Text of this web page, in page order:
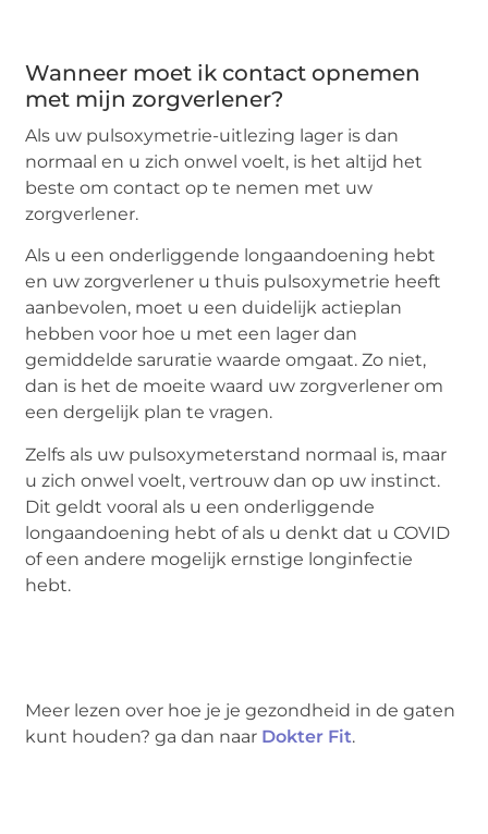
Wanneer moet ik contact opnemen
met mijn zorgverlener?
Als uw pulsoxymetrie-uitlezing lager is dan
normaal en u zich onwel voelt, is het altijd het
beste om contact op te nemen met uw
zorgverlener.
Als u een onderliggende longaandoening hebt
en uw zorgverlener u thuis pulsoxymetrie heeft
aanbevolen, moet u een duidelijk actieplan
hebben voor hoe u met een lager dan
gemiddelde saruratie waarde omgaat. Zo niet,
dan is het de moeite waard uw zorgverlener om
een dergelijk plan te vragen.
Zelfs als uw pulsoxymeterstand normaal is, maar
u zich onwel voelt, vertrouw dan op uw instinct.
Dit geldt vooral als u een onderliggende
longaandoening hebt of als u denkt dat u COVID
of een andere mogelijk ernstige longinfectie
hebt.
Meer lezen over hoe je je gezondheid in de gaten
kunt houden? ga dan naar Dokter Fit.